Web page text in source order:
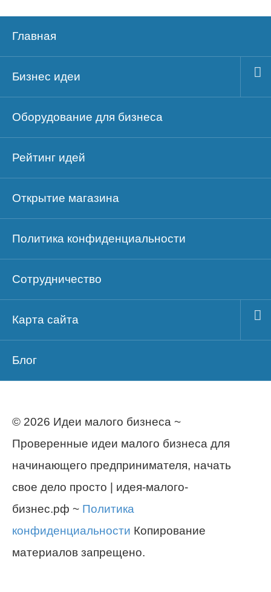
Главная
Бизнес идеи
Оборудование для бизнеса
Рейтинг идей
Открытие магазина
Политика конфиденциальности
Сотрудничество
Карта сайта
Блог
© 2026 Идеи малого бизнеса ~
Проверенные идеи малого бизнеса для
начинающего предпринимателя, начать
свое дело просто | идея-малого-
бизнес.рф ~ Политика
конфиденциальности Копирование
материалов запрещено.